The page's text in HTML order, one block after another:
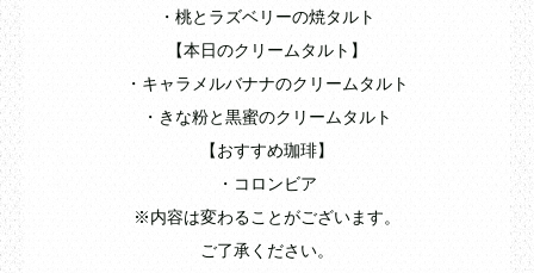
・桃とラズベリーの焼タルト
【本日のクリームタルト】
・キャラメルバナナのクリームタルト
・きな粉と黒蜜のクリームタルト
【おすすめ珈琲】
・コロンビア
※内容は変わることがございます。
ご了承ください。